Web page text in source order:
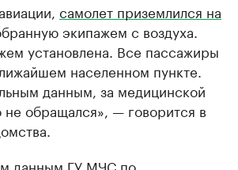
самолет приземлился на
экипажем с воздуха.
установлена. Все пассажиры
населенном пункте.
данным, за медицинской
обращался», — говорится в
данным ГУ МЧС по